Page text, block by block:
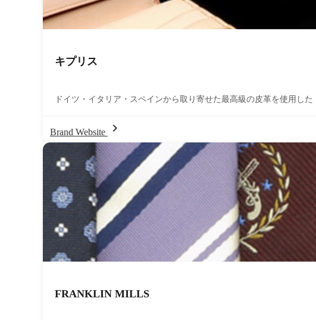
キプリス
ドイツ・イタリア・スペインから取り寄せた最高級の皮革を使用し
Brand Website chevron_right
FRANKLIN MILLS